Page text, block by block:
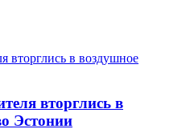
вторглись в
Эстонии